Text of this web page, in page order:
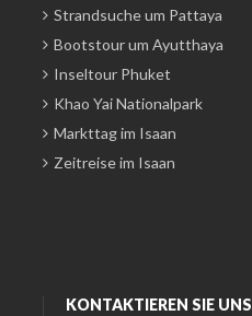
Strandsuche um Pattaya
Bootstour um Ayutthaya
Inseltour Phuket
Khao Yai Nationalpark
Markttag im Isaan
Zeitreise im Isaan
KONTAKTIEREN SIE UNS